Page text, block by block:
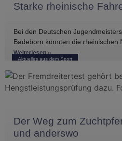
Aktuelles aus dem Sport
Starke rheinische
Bei den Deutschen
Badeborn konnten die rheinischen
mehreren vorderen Platzierungen
Koitka erreichte
Weiterlesen »
Der Weg zum
und anderswo